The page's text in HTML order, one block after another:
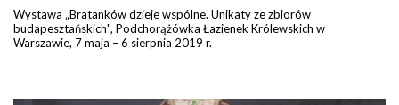
Wystawa „Bratanków dzieje wspólne. Unikaty ze zbiorów
budapesztańskich", Podchorążówka Łazienek Królewskich w
Warszawie, 7 maja – 6 sierpnia 2019 r.